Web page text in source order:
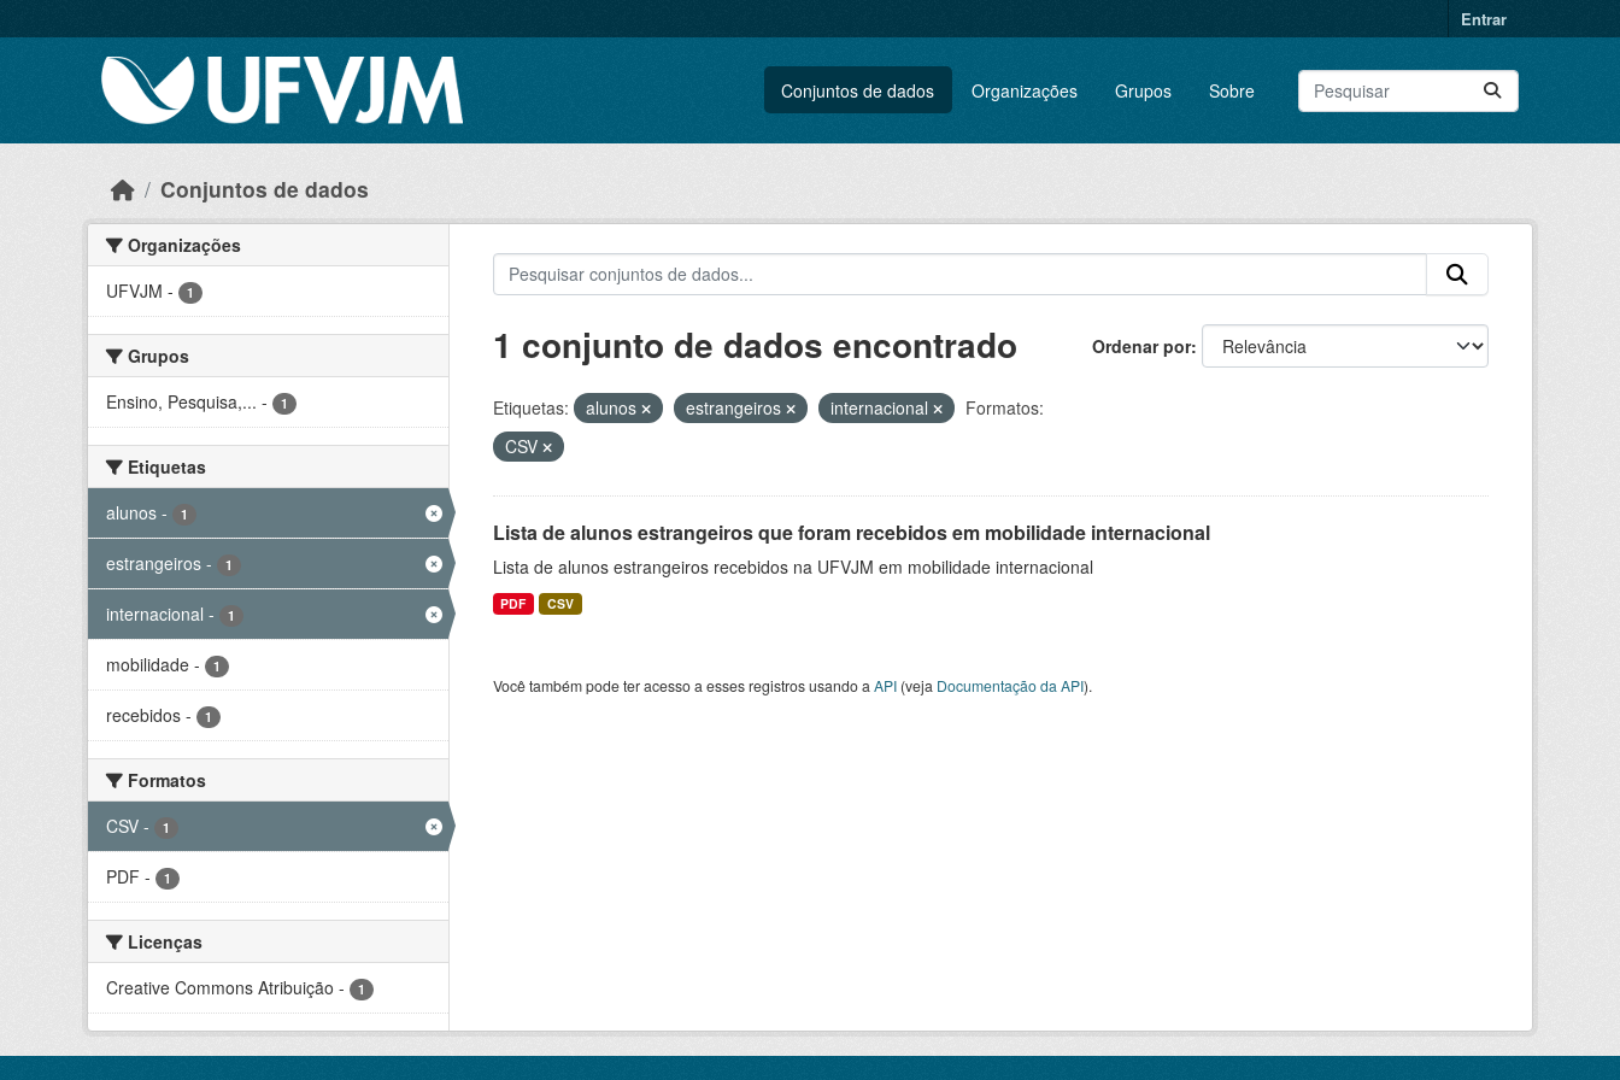
Entrar
Conjuntos de dados Organizações Grupos Sobre
Conjuntos de dados
Organizações
UFVJM - 1
Grupos
Ensino, Pesquisa,... - 1
Etiquetas
alunos - 1
estrangeiros - 1
internacional - 1
mobilidade - 1
recebidos - 1
Formatos
CSV - 1
PDF - 1
Licenças
Creative Commons Atribuição - 1
Ordenar por
1 conjunto de dados encontrado
Etiquetas: alunos estrangeiros internacional
Formatos:
CSV
Lista de alunos estrangeiros que foram recebidos em mobilidade internacional
Lista de alunos estrangeiros recebidos na UFVJM em mobilidade internacional
PDF CSV
Você também pode ter acesso a esses registros usando a API(veja Documentação da API).